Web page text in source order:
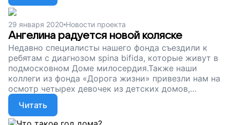
29 января 2020 Новости проекта
Ангелина радуется новой коляске
Недавно специалисты нашего фонда съездили к
ребятам с диагнозом spina bifida, которые живут в
подмосковном Доме милосердия.Также наши
коллеги из фонда «Дорога жизни» привезли нам на
осмотр четырех девочек из детских домов,
расположенных в Забайкальском крае. У всех
девочек также диагностировано заболевание spina
bifida.
Читать